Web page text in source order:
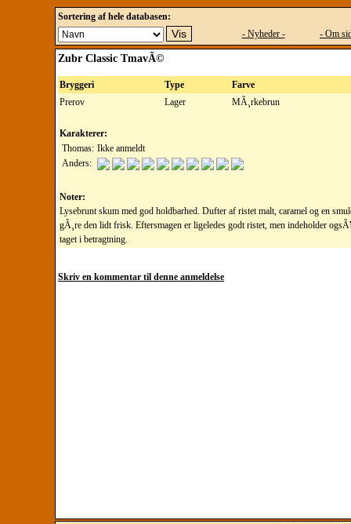
Sortering af hele databasen:
- Nyheder -
- Om
Zubr Classic TmavÃ©
Bryggeri Type
Farve
Prerov
Lager MÃ¸rkebrun
Karakterer:
Thomas: Ikke anmeldt
Anders:
Noter:
Lysebrunt skum med god holdbarhed. Dufter af ristet malt, caramel og en
gÃ¸re den lidt frisk. Eftersmagen er ligeledes godt ristet, men indeholder
taget i betragtning.
Skriv en kommentar til denne anmeldelse